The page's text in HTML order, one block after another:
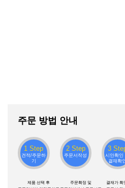
주문 방법 안내
1 Step
견적/주문하
기
제품 선택 후
2 Step
주문서작성
주문확정 및
3
시안확인
결재확
결재가 확